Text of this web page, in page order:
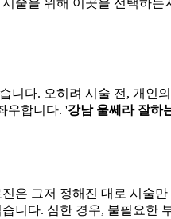
다. 오히려 시술 전, 개인
우합니다. '강남 울쎄라 잘하
은 그저 정해진 대로 시술
니다. 심한 경우, 불필요